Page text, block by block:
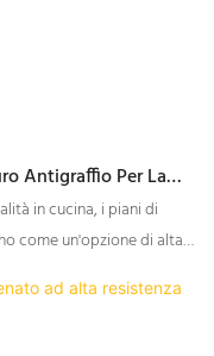
Antigraffio Per La
in cucina, i piani di
come un'opzione di alta
e la versatilità, la
fantasie e texture che